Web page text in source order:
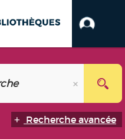
Recherche avancée